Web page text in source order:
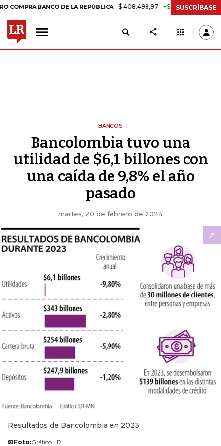
BANCO DE LA REPÚBLICA $ 408.498,97 +$ 8.753,81 +2,19%
SUSCRÍBASE
BANCOS
Bancolombia tuvo una
utilidad de $6,1 billones con
una caída de 9,8% el año
pasado
martes, 20 de febrero de 2024
Resultados de Bancolombia en 2023
Foto:Gráfico LR